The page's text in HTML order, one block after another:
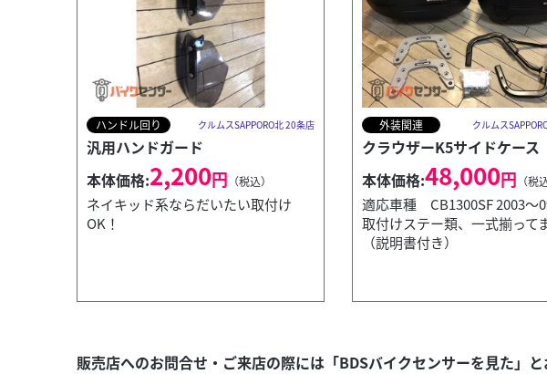
Nプロジェクトビキニカウル ブラスター２
ハンドル回り クルムスSAPPORO北 20条店
汎用ハンドガード
本体価格:2,200円 （税込）
ネイキッド系ならだいたい取付け
OK！
外装関連 クルムス
クラウザーK5サイドケース
本体価格:48,000円 （税
適応車種 CB1300SF 2003～
取付けステー類、一式揃ってま
（説明書付き）
販売店へのお問合せ・ご来店の際には「BDSバイクセンサーを見た」と